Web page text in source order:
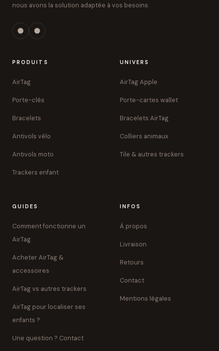
nous avons la solution adaptée à vos besoins.
PRODUITS
AirTag
Porte-clés
Bracelets
Antivols vélo
Antivols moto
Trackers enfant
UNIVERS
AirTag Apple
Porte-cartes wallet
Bracelets AirTag
Colliers animaux
Tile & autres trackers
GUIDES
Comment fonctionne un
AirTag
Acheter AirTag &
accessoires
AirTag vs autres trackers
AirTag pour localiser ses
enfants ?
Une question ? Contact
INFOS
À propos
Livraison
Retours
Contact
Mentions légales